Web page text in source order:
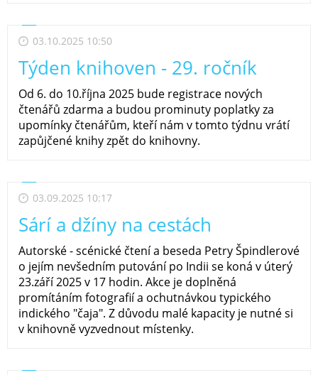
03.10.2025 10:50
Týden knihoven - 29. ročník
Od 6. do 10.října 2025 bude registrace nových
čtenářů zdarma a budou prominuty poplatky za
upomínky čtenářům, kteří nám v tomto týdnu vrátí
zapůjčené knihy zpět do knihovny.
03.09.2025 10:17
Sárí a džíny na cestách
Autorské - scénické čtení a beseda Petry Špindlerové
o jejím nevšedním putování po Indii se koná v úterý
23.září 2025 v 17 hodin. Akce je doplněná
promítáním fotografií a ochutnávkou typického
indického "čaja". Z důvodu malé kapacity je nutné si
v knihovně vyzvednout místenky.